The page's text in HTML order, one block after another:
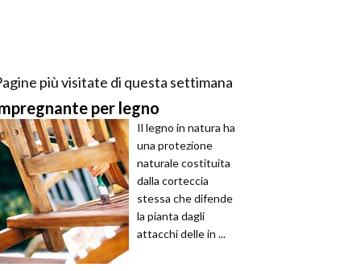
più visitate di questa settimana
per legno
Il legno in natura ha
una protezione
naturale costituita
dalla corteccia
stessa che difende
la pianta dagli
attacchi delle in ...